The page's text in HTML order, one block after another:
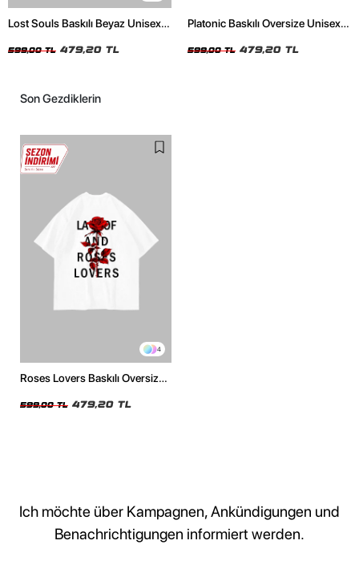
Lost Souls Baskılı Beyaz Unisex
599,00 TL 479,20 TL
Platonic Baskılı Oversize Unisex
599,00 TL 479,20 TL
Son Gezdiklerin
4
Roses Lovers Baskılı Oversize
599,00 TL 479,20 TL
Ich möchte über Kampagnen, Ankündigungen und
Benachrichtigungen informiert werden.